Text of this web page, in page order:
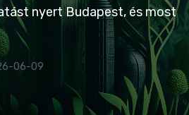
nyert Budapest, és most
06-09